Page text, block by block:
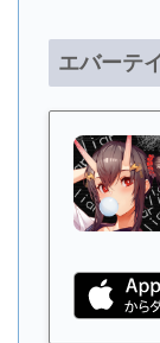
エバーテ